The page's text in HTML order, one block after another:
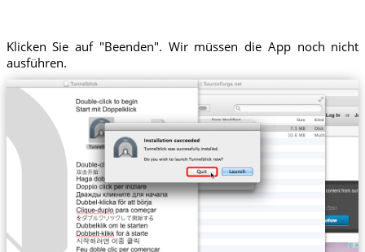
Klicken Sie auf "Beenden". Wir müssen die App noch nicht
ausführen.